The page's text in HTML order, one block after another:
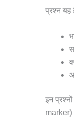
प्रश्न यह
इन
marker)